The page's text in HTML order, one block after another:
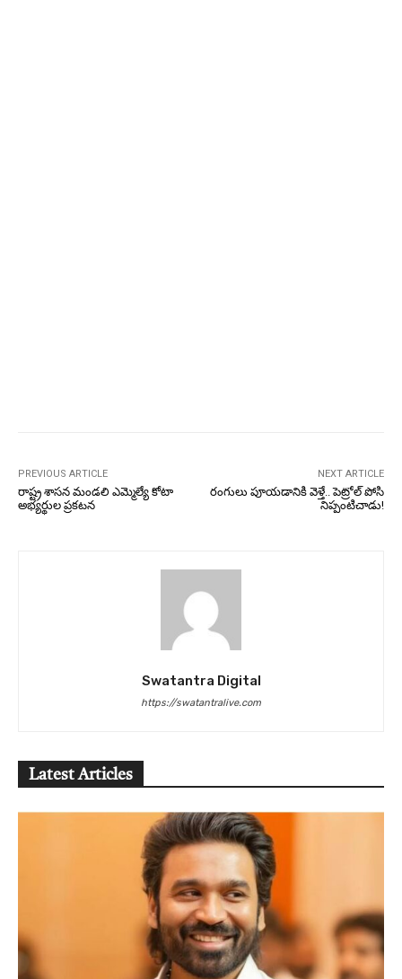
PREVIOUS ARTICLE
రాష్ట్ర శాసన మండలి ఎమ్మెల్యే కోటా
అభ్యర్థుల ప్రకటన
NEXT ARTICLE
రంగులు పూయడానికి వెళ్తే.. పెట్రోల్ పోసి
నిప్పంటిచాడు!
Swatantra Digital
https://swatantralive.com
Latest Articles